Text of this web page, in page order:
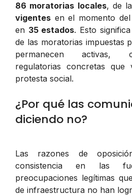
86 moratorias locales, de
vigentes en el momento
en 35 estados. Esto
de las moratorias impuestas
permanecen activas,
regulatorias concretas
protesta social.
¿Por qué las
diciendo no?
Las razones de
consistencia en las
preocupaciones legítimas
de infraestructura no han